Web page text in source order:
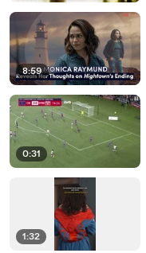
8:59
0:31
1:32